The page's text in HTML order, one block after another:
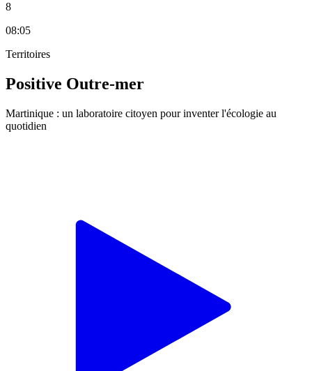
8
08:05
Territoires
Positive Outre-mer
Martinique : un laboratoire citoyen pour inventer l'écologie au
quotidien